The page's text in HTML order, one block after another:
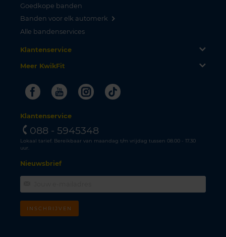
Goedkope banden
Banden voor elk automerk
Alle bandenservices
Klantenservice
Meer KwikFit
FacebookYoutubeInstagram
Tiktok
Klantenservice
088 - 5945348
Lokaal tarief. Bereikbaar van maandag t/m vrijdag tussen 08.00 - 17.30
uur.
Nieuwsbrief
INSCHRIJVEN